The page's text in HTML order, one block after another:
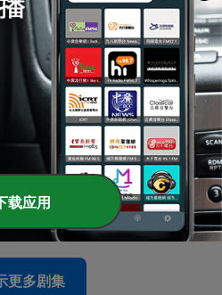
更多剧集
载应用